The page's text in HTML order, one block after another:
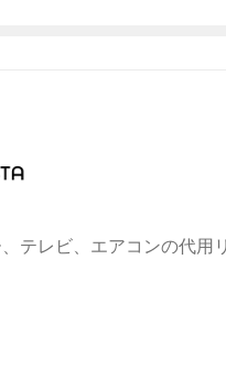
テレビ、エアコンの代用